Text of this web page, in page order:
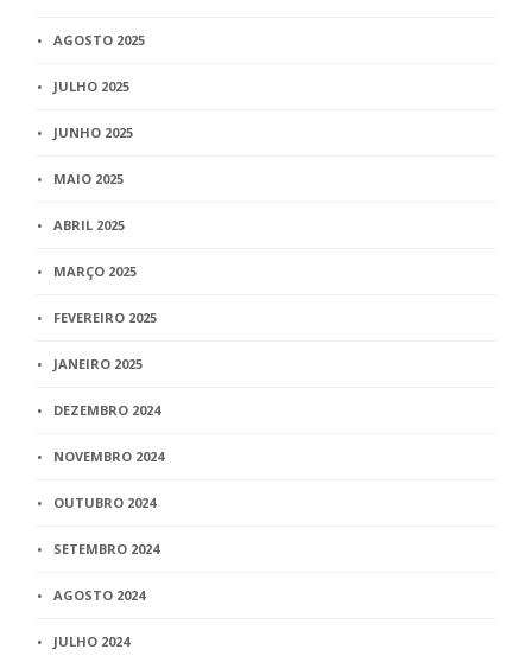
AGOSTO 2025
JULHO 2025
JUNHO 2025
MAIO 2025
ABRIL 2025
MARÇO 2025
FEVEREIRO 2025
JANEIRO 2025
DEZEMBRO 2024
NOVEMBRO 2024
OUTUBRO 2024
SETEMBRO 2024
AGOSTO 2024
JULHO 2024